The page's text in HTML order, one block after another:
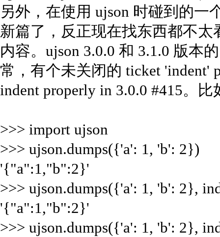
另外，在使用 ujson 时碰到的一
新篇了，反正现在找东西都不太
内容。ujson 3.0.0 和 3.1.0 版本
常，有个未关闭的 ticket 'indent'
indent properly in 3.0.0 #415。
>>> import ujson
>>> ujson.dumps({'a': 1, 'b': 2})
'{"a":1,"b":2}'
>>> ujson.dumps({'a': 1, 'b': 2},
'{"a":1,"b":2}'
>>> ujson.dumps({'a': 1, 'b': 2},